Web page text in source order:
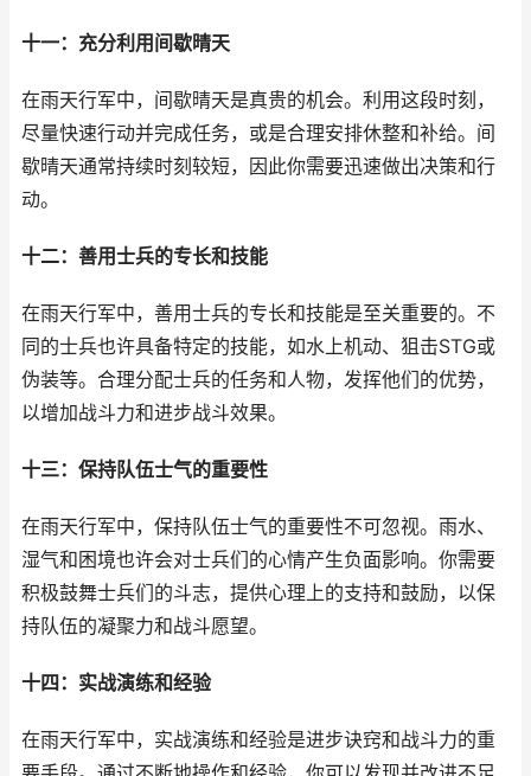
十一：充分利用间歇晴天
在雨天行军中，间歇晴天是真贵的机会。利用这段时刻，
尽量快速行动并完成任务，或是合理安排休整和补给。间
歇晴天通常持续时刻较短，因此你需要迅速做出决策和行
动。
十二：善用士兵的专长和技能
在雨天行军中，善用士兵的专长和技能是至关重要的。不
同的士兵也许具备特定的技能，如水上机动、狙击STG或
伪装等。合理分配士兵的任务和人物，发挥他们的优势，
以增加战斗力和进步战斗效果。
十三：保持队伍士气的重要性
在雨天行军中，保持队伍士气的重要性不可忽视。雨水、
湿气和困境也许会对士兵们的心情产生负面影响。你需要
积极鼓舞士兵们的斗志，提供心理上的支持和鼓励，以保
持队伍的凝聚力和战斗愿望。
十四：实战演练和经验
在雨天行军中，实战演练和经验是进步诀窍和战斗力的重